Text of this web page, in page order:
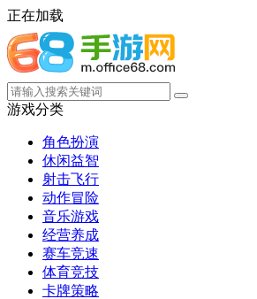
正在加载
游戏分类
角色扮演
休闲益智
射击飞行
动作冒险
音乐游戏
经营养成
赛车竞速
体育竞技
卡牌策略